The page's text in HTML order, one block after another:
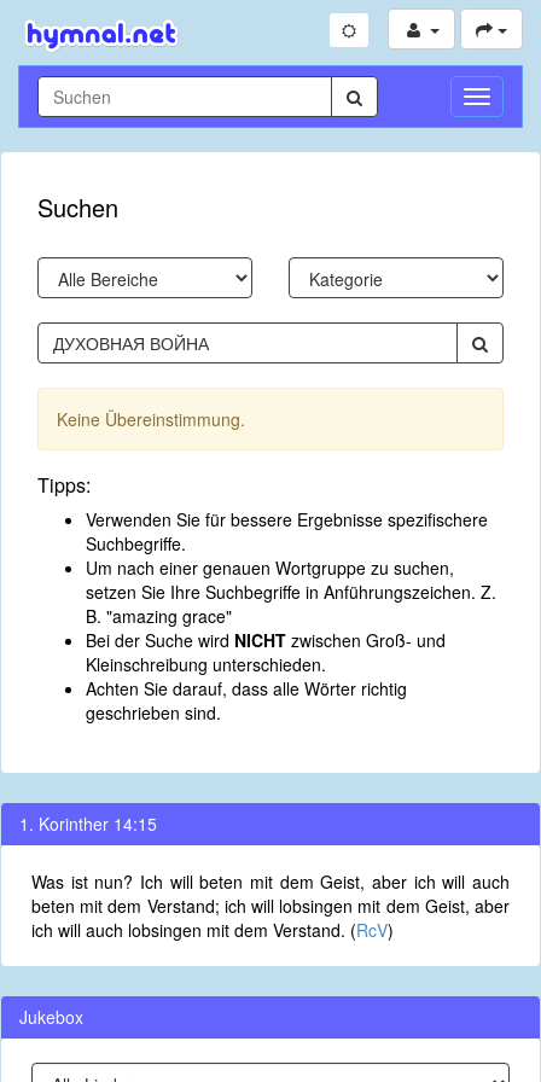
Suchen
Keine Übereinstimmung.
Tipps:
Verwenden Sie für bessere Ergebnisse spezifischere
Suchbegriffe.
Um nach einer genauen Wortgruppe zu suchen,
setzen Sie Ihre Suchbegriffe in Anführungszeichen. Z.
B. "amazing grace"
Bei der Suche wird NICHT zwischen Groß- und
Kleinschreibung unterschieden.
Achten Sie darauf, dass alle Wörter richtig
geschrieben sind.
1. Korinther 14:15
Was ist nun? Ich will beten mit dem Geist, aber ich will auch
beten mit dem Verstand; ich will lobsingen mit dem Geist, aber
ich will auch lobsingen mit dem Verstand. (RcV)
Jukebox